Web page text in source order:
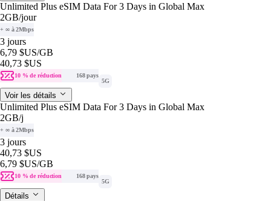
Unlimited Plus eSIM Data For 3 Days in Global Max
2GB/jour
+ ∞ à 2Mbps
3 jours
6,79 $US/GB
40,73 $US
10 % de réduction
168 pays
5G
Voir les détails
Unlimited Plus eSIM Data For 3 Days in Global Max
2GB/j
+ ∞ à 2Mbps
3 jours
40,73 $US
6,79 $US/GB
10 % de réduction
168 pays
5G
Détails